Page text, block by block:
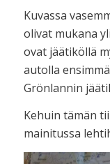
Kuvassa
olivat mukana
ovat jäätiköllä
autolla
Grönlannin
Kehuin tämän
mainitussa